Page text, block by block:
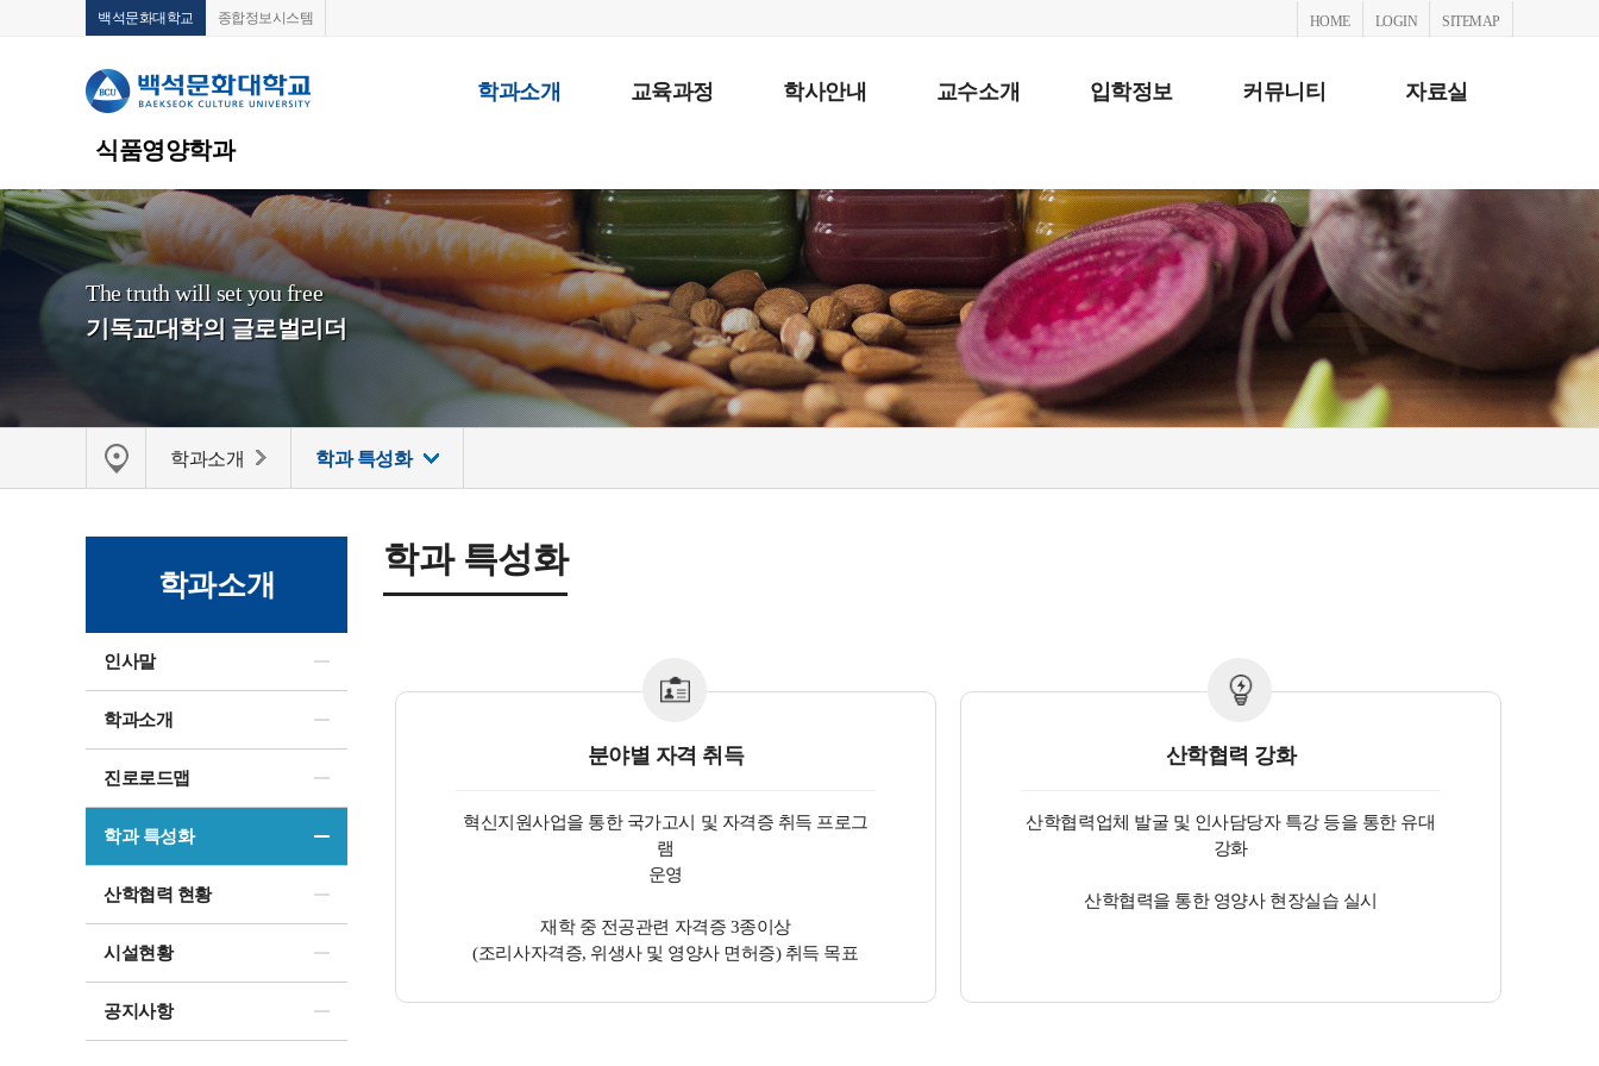
백석문화대학교 종합정보시스템
식품영양학과
HOME LOGIN SITEMAP
학과소개 교육과정 학사안내 교수소개 입학정보 커뮤니티 자료실
The truth will set you free
기독교대학의 글로벌리더
학과소개 학과 특성화
학과소개
인사말
학과소개
진로로드맵
학과 특성화
산학협력 현황
시설현황
공지사항
학과 특성화
분야별 자격 취득
혁신지원사업을 통한 국가고시 및 자격증 취득 프로그
램
운영
재학 중 전공관련 자격증 3종이상
(조리사자격증, 위생사 및 영양사 면허증) 취득 목표
산학협력 강화
산학협력업체 발굴 및 인사담당자 특강 등을 통한 유대
강화
산학협력을 통한 영양사 현장실습 실시